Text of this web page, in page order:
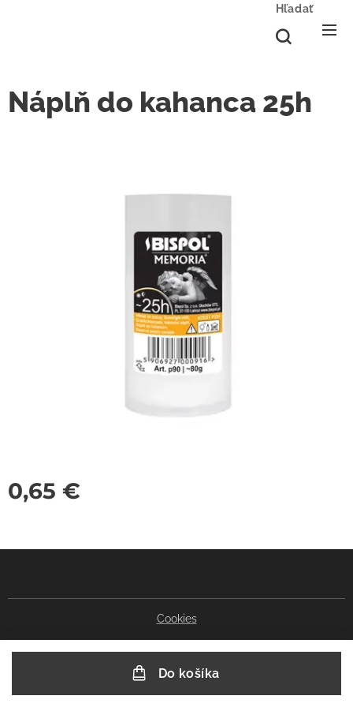
Hľadať
Náplň do kahanca 25h
0,65 €
Do košíka
Cookies